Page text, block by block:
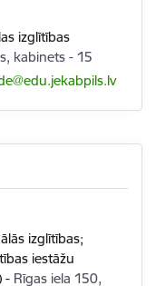
izglītības
kabinets - 15
izglītības;
iestāžu
- Rīgas iela 150,